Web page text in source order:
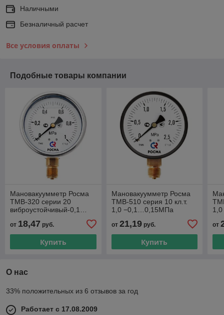
Наличными
Безналичный расчет
Все условия оплаты
Подобные товары компании
Мановакуумметр Росма
ТМВ-320 серии 20
виброустойчивый-0,1…
радиальный штуцер
от 18,47 руб.
Купить
Мановакуумметр Росма
ТМВ-510 серия 10 кл.т.
1,0 −0,1…0,15МПа
радиальный
от 21,19руб.
Купить
от
О нас
33% положительных из 6 отзывов за год
Работает с 17.08.2009